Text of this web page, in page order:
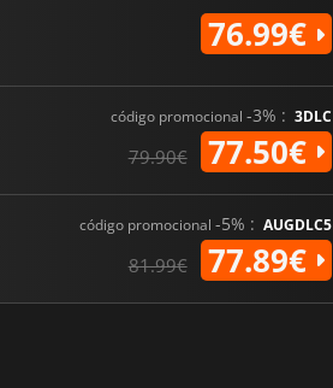
76.99€
código promocional -3% : 3DLC
79.90€ 77.50€
código promocional -5% : AUGDLC5
81.99€ 77.89€